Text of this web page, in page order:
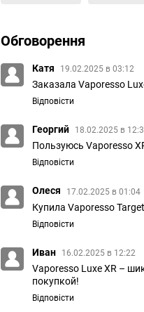
Обговорення
Катя 19.02.2025 в 03:12
Заказала Vaporesso
Відповісти
Георгий 18.02.2025 в
Пользуюсь Vaporesso
Відповісти
Олеся 17.02.2025 в 01:04
Купила Vaporesso
Відповісти
Иван 16.02.2025 в 12:22
Vaporesso Luxe XR –
покупкой!
Відповісти